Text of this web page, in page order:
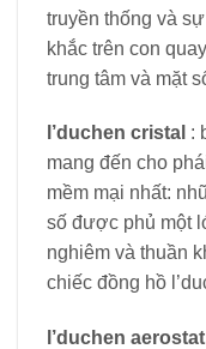
truyền thống và
khắc trên con
trung tâm và mặt
l’duchen cristal :
mang đến cho
mềm mại nhất:
số được phủ một
nghiêm và thuần
chiếc đồng hồ
l’duchen aerostat